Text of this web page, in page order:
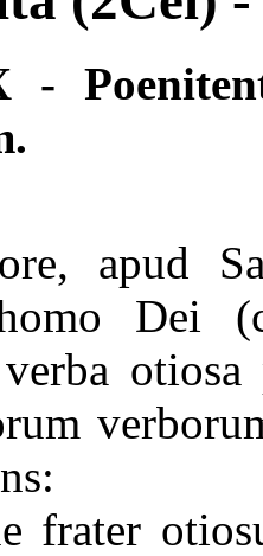
-
apud
homo Dei
frater